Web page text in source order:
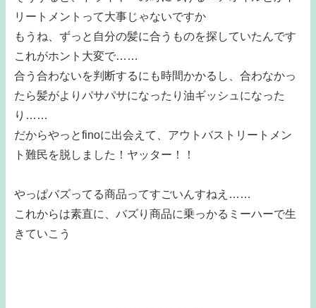
リートメントって大事じゃないですか
もうね、ずっと自分の髪に合うものを探していたんです
これがホント大変で……
合う合わないを判断するにも時間かかるし、合わなかっ
たら髪がよりパサパサになったり油ギッシュになった
り……
だからやっとfinoに出会えて、アウトバストリートメン
ト難民を脱しました！ヤッター！！
やっぱバズってる商品ってすごいんすねえ……
これからは素直に、バズり商品に乗っかるミーハーで生
きていこう